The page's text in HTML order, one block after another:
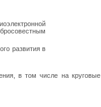
развития в
в том числе на круговые